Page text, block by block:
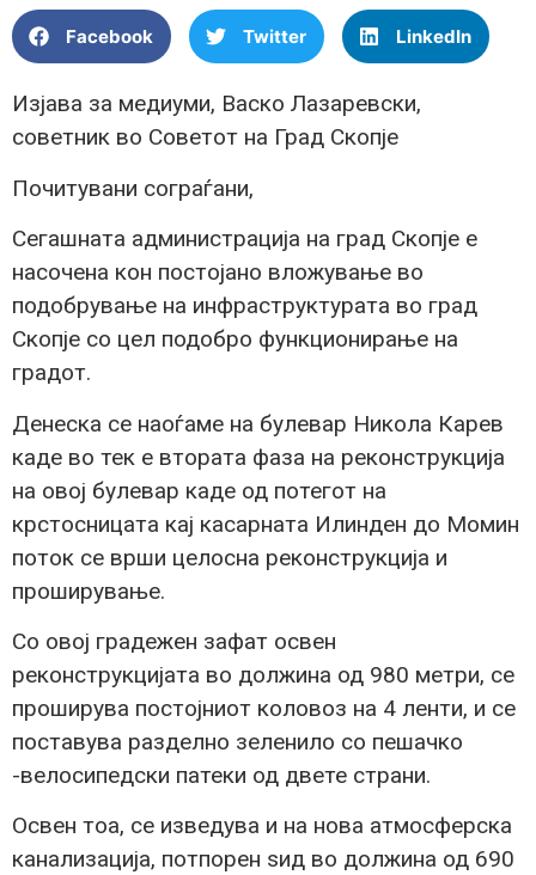
Facebook Twitter LinkedIn
Изјава за медиуми, Васко Лазаревски,
советник во Советот на Град Скопје
Почитувани сограѓани,
Сегашната администрација на град Скопје е
насочена кон постојано вложување во
подобрување на инфраструктурата во град
Скопје со цел подобро функционирање на
градот.
Денеска се наоѓаме на булевар Никола Карев
каде во тек е втората фаза на реконструкција
на овој булевар каде од потегот на
крстосницата кај касарната Илинден до Момин
поток се врши целосна реконструкција и
проширување.
Со овој градежен зафат освен
реконструкцијата во должина од 980 метри, се
проширува постојниот коловоз на 4 ленти, и се
поставува разделно зеленило со пешачко
-велосипедски патеки од двете страни.
Освен тоа, се изведува и на нова атмосферска
канализација, потпорен ѕид во должина од 690